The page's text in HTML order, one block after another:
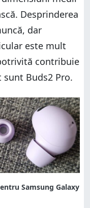
Desprinderea
dar
este mult
contribuie
Buds2 Pro.